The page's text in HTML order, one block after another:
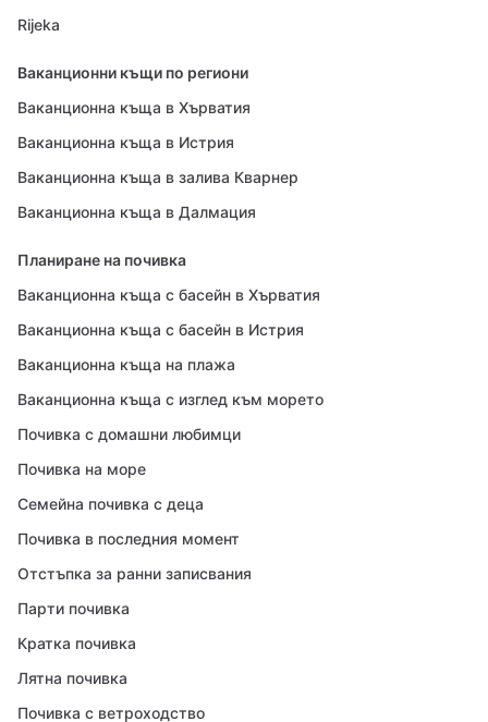
Rijeka
Ваканционни къщи по региони
Ваканционна къща в Хърватия
Ваканционна къща в Истрия
Ваканционна къща в залива Кварнер
Ваканционна къща в Далмация
Планиране на почивка
Ваканционна къща с басейн в Хърватия
Ваканционна къща с басейн в Истрия
Ваканционна къща на плажа
Ваканционна къща с изглед към морето
Почивка с домашни любимци
Почивка на море
Семейна почивка с деца
Почивка в последния момент
Отстъпка за ранни записвания
Парти почивка
Кратка почивка
Лятна почивка
Почивка с ветроходство